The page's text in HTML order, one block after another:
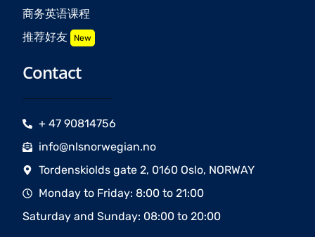
商务英语课程
推荐好友 New
Contact
+ 47 90814756
info@nlsnorwegian.no
Tordenskiolds gate 2, 0160 Oslo, NORWAY
Monday to Friday: 8:00 to 21:00
Saturday and Sunday: 08:00 to 20:00